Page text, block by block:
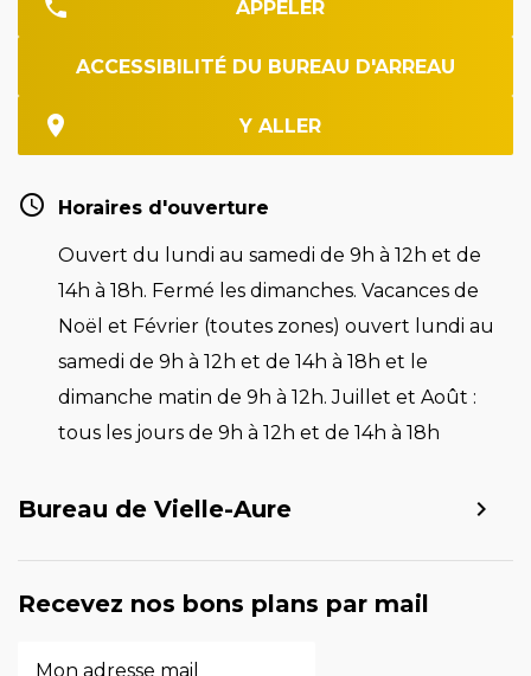
APPELER
ACCESSIBILITÉ DU BUREAU D'ARREAU
Y ALLER
Horaires d'ouverture
Ouvert du lundi au samedi de 9h à 12h et de
14h à 18h. Fermé les dimanches. Vacances de
Noël et Février (toutes zones) ouvert lundi au
samedi de 9h à 12h et de 14h à 18h et le
dimanche matin de 9h à 12h. Juillet et Août :
tous les jours de 9h à 12h et de 14h à 18h
Bureau de Vielle-Aure
Recevez nos bons plans par mail